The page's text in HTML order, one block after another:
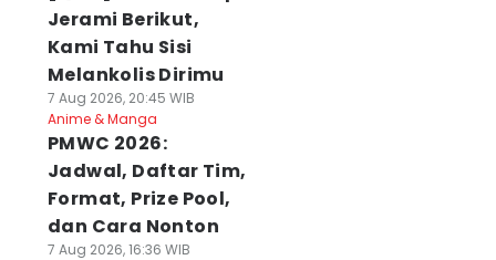
Jerami Berikut,
Kami Tahu Sisi
Melankolis Dirimu
7 Aug 2026, 20:45 WIB
Anime & Manga
PMWC 2026:
Jadwal, Daftar Tim,
Format, Prize Pool,
dan Cara Nonton
7 Aug 2026, 16:36 WIB